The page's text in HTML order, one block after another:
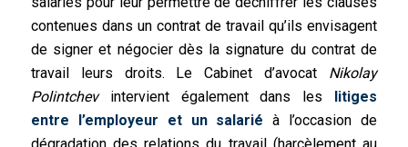
contenues dans un contrat de travail qu’ils envisagent
de signer et négocier dès la signature du contrat de
travail leurs droits. Le Cabinet d’avocat Nikolay
Polintchevintervient également dans les
litiges
entre l’employeur et un salarié à l’occasion de